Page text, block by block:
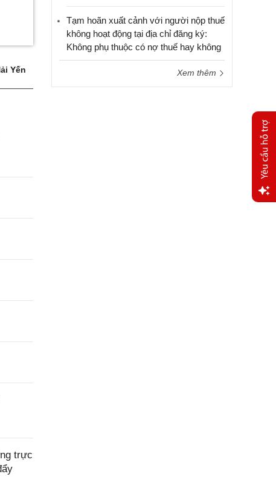
Yến
trực
Tạm hoãn xuất cảnh với người nộp thuế
không hoạt động tại địa chỉ đăng ký:
Không phụ thuộc có nợ thuế hay không
Xem thêm